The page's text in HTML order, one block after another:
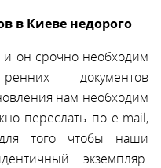
в Киеве недорого
и он срочно необходим
документов
нам необходим
переслать по e-mail,
того чтобы наши
экземпляр.